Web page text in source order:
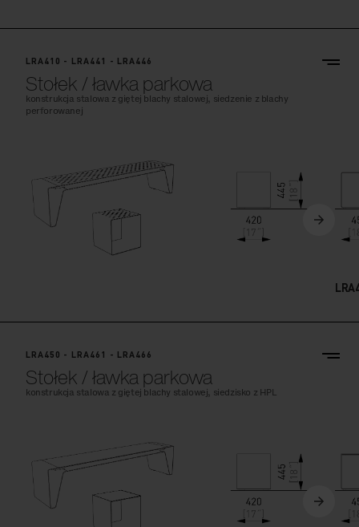
LRA410 - LRA441 - LRA446
Stołek / ławka parkowa
konstrukcja stalowa z giętej blachy stalowej, siedzenie z blachy
perforowanej
LRA450 - LRA461 - LRA466
Stołek / ławka parkowa
konstrukcja stalowa z giętej blachy stalowej, siedzisko z HPL